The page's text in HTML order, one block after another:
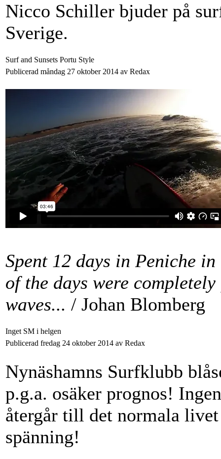
Nicco Schiller bjuder på
Sverige.
Surf and Sunsets Portu Style
Publicerad måndag 27 oktober 2014 av Redax
Spent 12 days in Peniche
of the days were
waves... / Johan Blomberg
Inget SM i helgen
Publicerad fredag 24 oktober 2014 av Redax
Nynäshamns Surfklubb
p.g.a. osäker prognos!
återgår till det normala
spänning!